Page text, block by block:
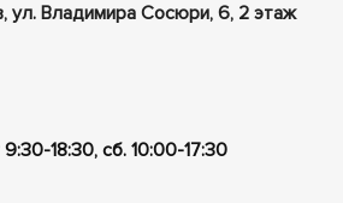
ул. Владимира Сосюри, ​​6, 2 этаж
18:30, сб. 10:00-17:30